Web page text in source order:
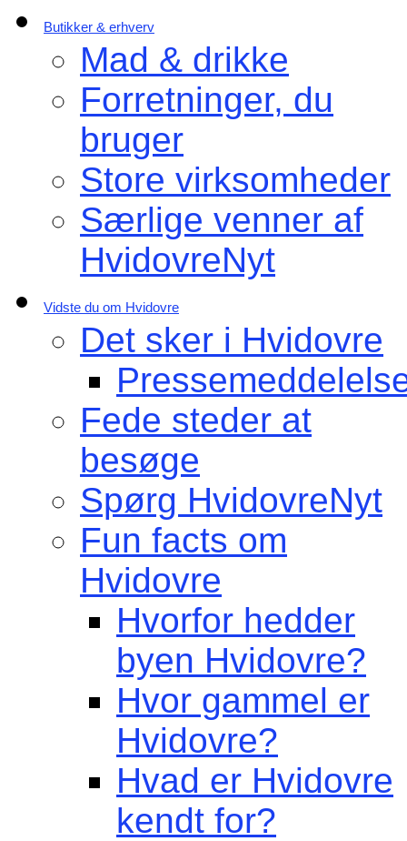
Butikker & erhverv
Mad & drikke
Forretninger, du
bruger
Store virksomheder
Særlige venner af
HvidovreNyt
Vidste du om Hvidovre
Det sker i Hvidovre
Fede steder at
besøge
Spørg HvidovreNyt
Fun facts om
Hvidovre
Hvorfor hedder
byen Hvidovre?
Hvor gammel er
Hvidovre?
Hvad er Hvidovre
kendt for?